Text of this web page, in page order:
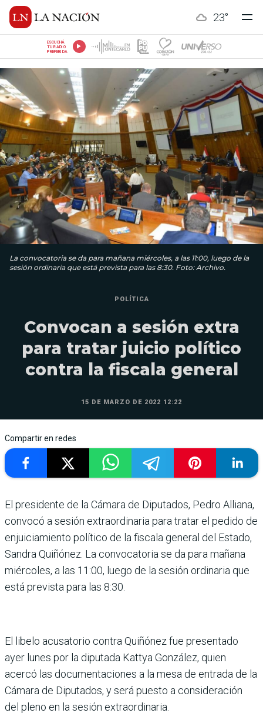
23°
ESCUCHÁ
TU RADIO
PREFERIDA
La convocatoria se da para mañana miércoles, a las 11:00, luego de la
sesión ordinaria que está prevista para las 8:30. Foto: Archivo.
POLÍTICA
Convocan a sesión extra
para tratar juicio político
contra la fiscala general
15 DE MARZO DE 2022 12:22
Compartir en redes
El presidente de la Cámara de Diputados, Pedro Alliana,
convocó a sesión extraordinaria para tratar el pedido de
enjuiciamiento político de la fiscala general del Estado,
Sandra Quiñónez. La convocatoria se da para mañana
miércoles, a las 11:00, luego de la sesión ordinaria que
está prevista para las 8:30.
El libelo acusatorio contra Quiñónez fue presentado
ayer lunes por la diputada Kattya González, quien
acercó las documentaciones a la mesa de entrada de la
Cámara de Diputados, y será puesto a consideración
del pleno en la sesión extraordinaria.